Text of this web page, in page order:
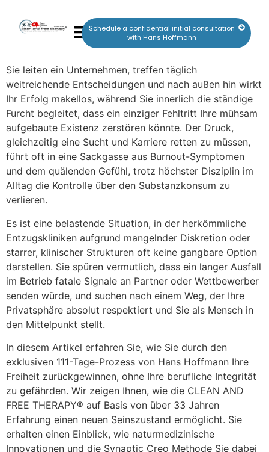
Schedule a confidential initial consultation
with Hans Hoffmann
Sie leiten ein Unternehmen, treffen täglich
weitreichende Entscheidungen und nach außen hin wirkt
Ihr Erfolg makellos, während Sie innerlich die ständige
Furcht begleitet, dass ein einziger Fehltritt Ihre mühsam
aufgebaute Existenz zerstören könnte. Der Druck,
gleichzeitig eine Sucht und Karriere retten zu müssen,
führt oft in eine Sackgasse aus Burnout-Symptomen
und dem quälenden Gefühl, trotz höchster Disziplin im
Alltag die Kontrolle über den Substanzkonsum zu
verlieren.
Es ist eine belastende Situation, in der herkömmliche
Entzugskliniken aufgrund mangelnder Diskretion oder
starrer, klinischer Strukturen oft keine gangbare Option
darstellen. Sie spüren vermutlich, dass ein langer Ausfall
im Betrieb fatale Signale an Partner oder Wettbewerber
senden würde, und suchen nach einem Weg, der Ihre
Privatsphäre absolut respektiert und Sie als Mensch in
den Mittelpunkt stellt.
In diesem Artikel erfahren Sie, wie Sie durch den
exklusiven 111-Tage-Prozess von Hans Hoffmann Ihre
Freiheit zurückgewinnen, ohne Ihre berufliche Integrität
zu gefährden. Wir zeigen Ihnen, wie die CLEAN AND
FREE THERAPY® auf Basis von über 33 Jahren
Erfahrung einen neuen Seinszustand ermöglicht. Sie
erhalten einen Einblick, wie naturmedizinische
Innovationen und die Synaptic Creo Methode Sie dabei